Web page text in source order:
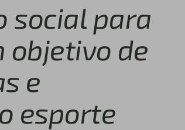
social para
objetivo de
e
esporte